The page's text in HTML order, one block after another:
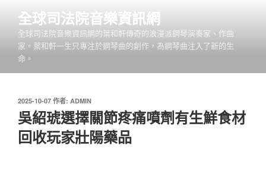
全球司法院音樂資訊網
全球司法院音樂資訊網的葉和軒傳奇的浪漫派鋼琴演奏家、作曲
家。葉和軒一生只專注於鋼琴曲的創作，為鋼琴曲注入了新的生
命。
發
佈
於
2025-10-07 作者: ADMIN
吳紹琥選擇關節疼痛噴劑有生鮮食材
回收玩家壯陽藥品